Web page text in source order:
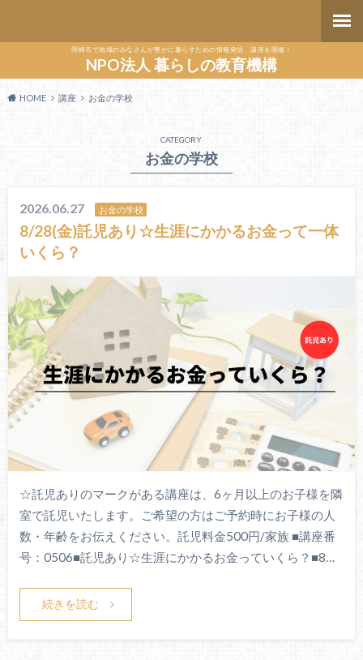
岡崎市で地域のみなさんが豊かに暮らすための情報発信、講座を開催！
NPO法人 暮らしの教育機構
HOME 講座 お金の学校
CATEGORY
お金の学校
2026.06.27 お金の学校
8/28(金)託児あり☆生涯にかかるお金って一体
いくら？
☆託児ありのマークがある講座は、6ヶ月以上のお子様を隣
室で託児いたします。ご希望の方はご予約時にお子様の人
数・年齢をお伝えください。託児料金500円/家族 ■講座番
号：0506■託児あり☆生涯にかかるお金っていくら？■8…
続きを読む